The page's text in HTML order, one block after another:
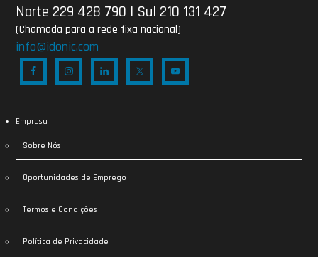
Norte 229 428 790 | Sul 210 131 427
(Chamada para a rede fixa nacional)
info@idonic.com
Empresa
Sobre Nós
Oportunidades de Emprego
Termos e Condições
Política de Privacidade